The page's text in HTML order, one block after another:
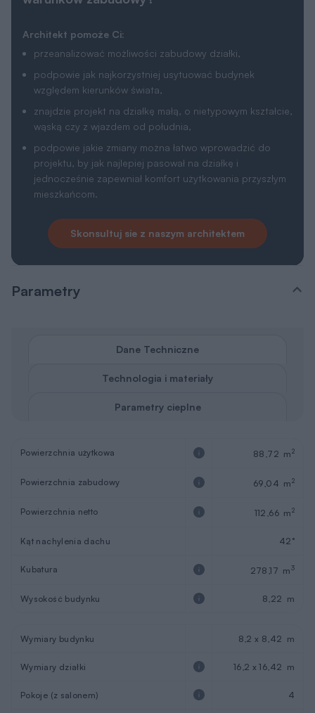
Architekt pomoże Ci:
przeanalizować możliwości zabudowy działki,
podpowie jak najkorzystniej usytuować budynek
względem kierunków świata,
znajdzie projekt na działkę małą, o nietypowym kształcie,
wąską czy z wjazdem od południa,
podpowie jakie zmiany można łatwo wprowadzić do
projektu, by jak najlepiej pasował na działkę i
jednocześnie zapewniał komfort użytkowania przyszłym
mieszkańcom.
Skonsultuj sie z naszym architektem
Parametry
Dane Techniczne
Technologia i materiały
Parametry cieplne
Powierzchnia użytkowa 88,72 m2
Powierzchnia zabudowy 69,04 m2
Powierzchnia netto 112,66 m2
Kąt nachylenia dachu 42°
Kubatura 278,17 m3
Wysokość budynku 8,22 m
Wymiary budynku 8,2 x 8,42 m
Wymiary działki 16,2 x 16,42 m
Pokoje (z salonem) 4